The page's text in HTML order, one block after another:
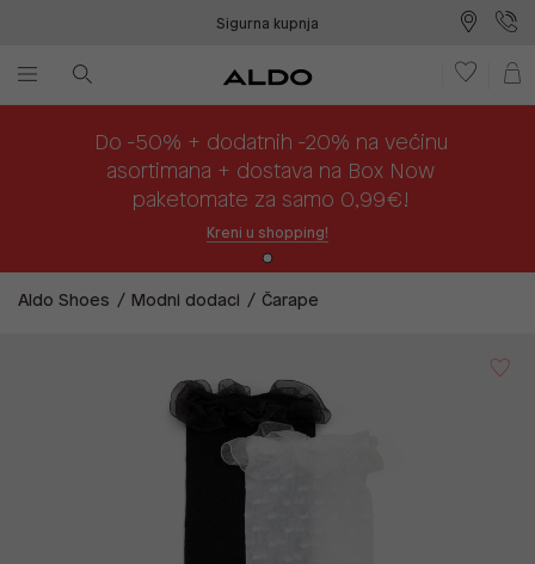
Sigurna kupnja
Do -50% + dodatnih -20% na većinu
asortimana + dostava na Box Now
paketomate za samo 0,99€!
Kreni u shopping!
Aldo Shoes Modni dodaci Čarape